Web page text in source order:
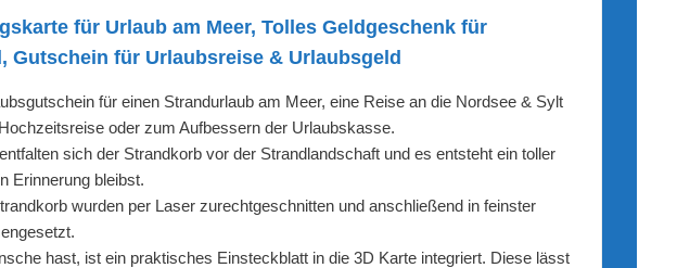
für Urlaub am Meer, Tolles Geldgeschenk für
Gutschein für Urlaubsreise & Urlaubsgeld
für einen Strandurlaub am Meer, eine Reise an die Nordsee & Sylt
oder zum Aufbessern der Urlaubskasse.
sich der Strandkorb vor der Strandlandschaft und es entsteht ein toller
Erinnerung bleibst.
wurden per Laser zurechtgeschnitten und anschließend in feinster
hast, ist ein praktisches Einsteckblatt in die 3D Karte integriert. Diese lässt